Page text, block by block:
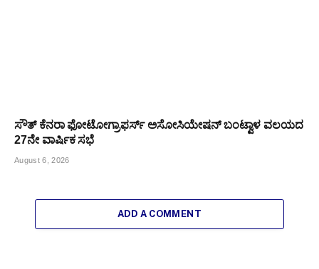
ಸೌತ್ ಕೆನರಾ ಫೋಟೋಗ್ರಾಫರ್ಸ್ ಅಸೋಸಿಯೇಷನ್ ಬಂಟ್ವಾಳ ವಲಯದ
27ನೇ ವಾರ್ಷಿಕ ಸಭೆ
August 6, 2026
ADD A COMMENT